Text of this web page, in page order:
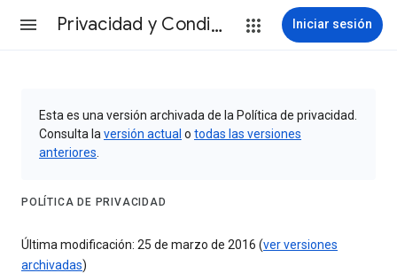
Privacidad y Condiciones Iniciar sesión
Esta es una versión archivada de la Política de privacidad.
Consulta la versión actual o todas las versiones
anteriores
POLÍTICA DE PRIVACIDAD
Última modificación: 25 de marzo de 2016 (ver versiones
archivadas)